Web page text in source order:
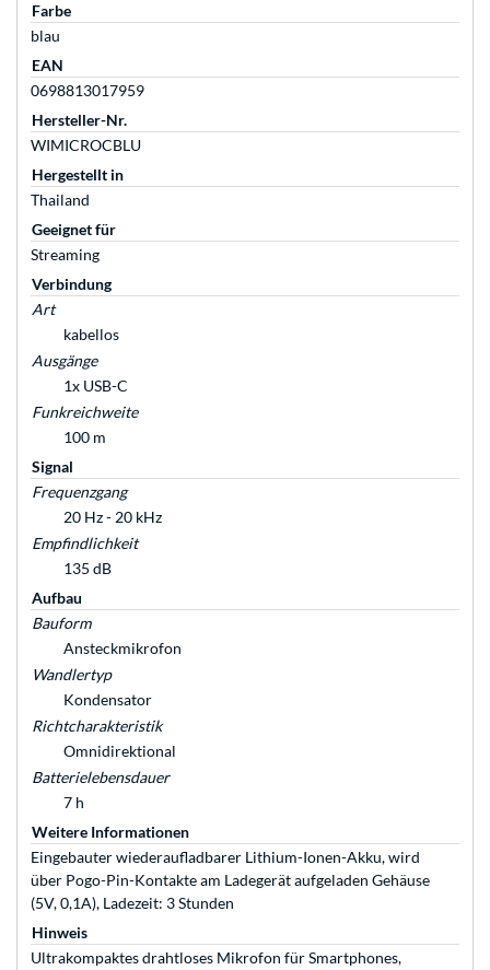
Farbe
blau
EAN
0698813017959
Hersteller-Nr.
WIMICROCBLU
Hergestellt in
Thailand
Geeignet für
Streaming
Verbindung
Art
kabellos
Ausgänge
1x USB-C
Funkreichweite
100 m
Signal
Frequenzgang
20 Hz - 20 kHz
Empfindlichkeit
135 dB
Aufbau
Bauform
Ansteckmikrofon
Wandlertyp
Kondensator
Richtcharakteristik
Omnidirektional
Batterielebensdauer
7 h
Weitere Informationen
Eingebauter wiederaufladbarer Lithium-Ionen-Akku, wird
über Pogo-Pin-Kontakte am Ladegerät aufgeladen Gehäuse
(5V, 0,1A), Ladezeit: 3 Stunden
Hinweis
Ultrakompaktes drahtloses Mikrofon für Smartphones,